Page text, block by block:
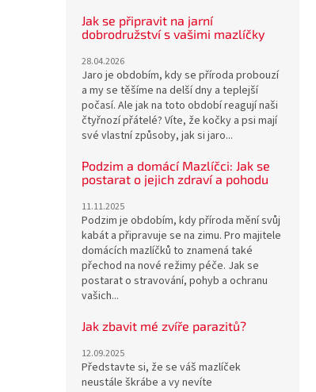
Jak se připravit na jarní
dobrodružství s vašimi mazlíčky
28.04.2026
Jaro je obdobím, kdy se příroda probouzí
a my se těšíme na delší dny a teplejší
počasí. Ale jak na toto období reagují naši
čtyřnozí přátelé? Víte, že kočky a psi mají
své vlastní způsoby, jak si jaro...
Podzim a domácí Mazlíčci: Jak se
postarat o jejich zdraví a pohodu
11.11.2025
Podzim je obdobím, kdy příroda mění svůj
kabát a připravuje se na zimu. Pro majitele
domácích mazlíčků to znamená také
přechod na nové režimy péče. Jak se
postarat o stravování, pohyb a ochranu
vašich...
Jak zbavit mé zvíře parazitů?
12.09.2025
Představte si, že se váš mazlíček
neustále škrábe a vy nevíte